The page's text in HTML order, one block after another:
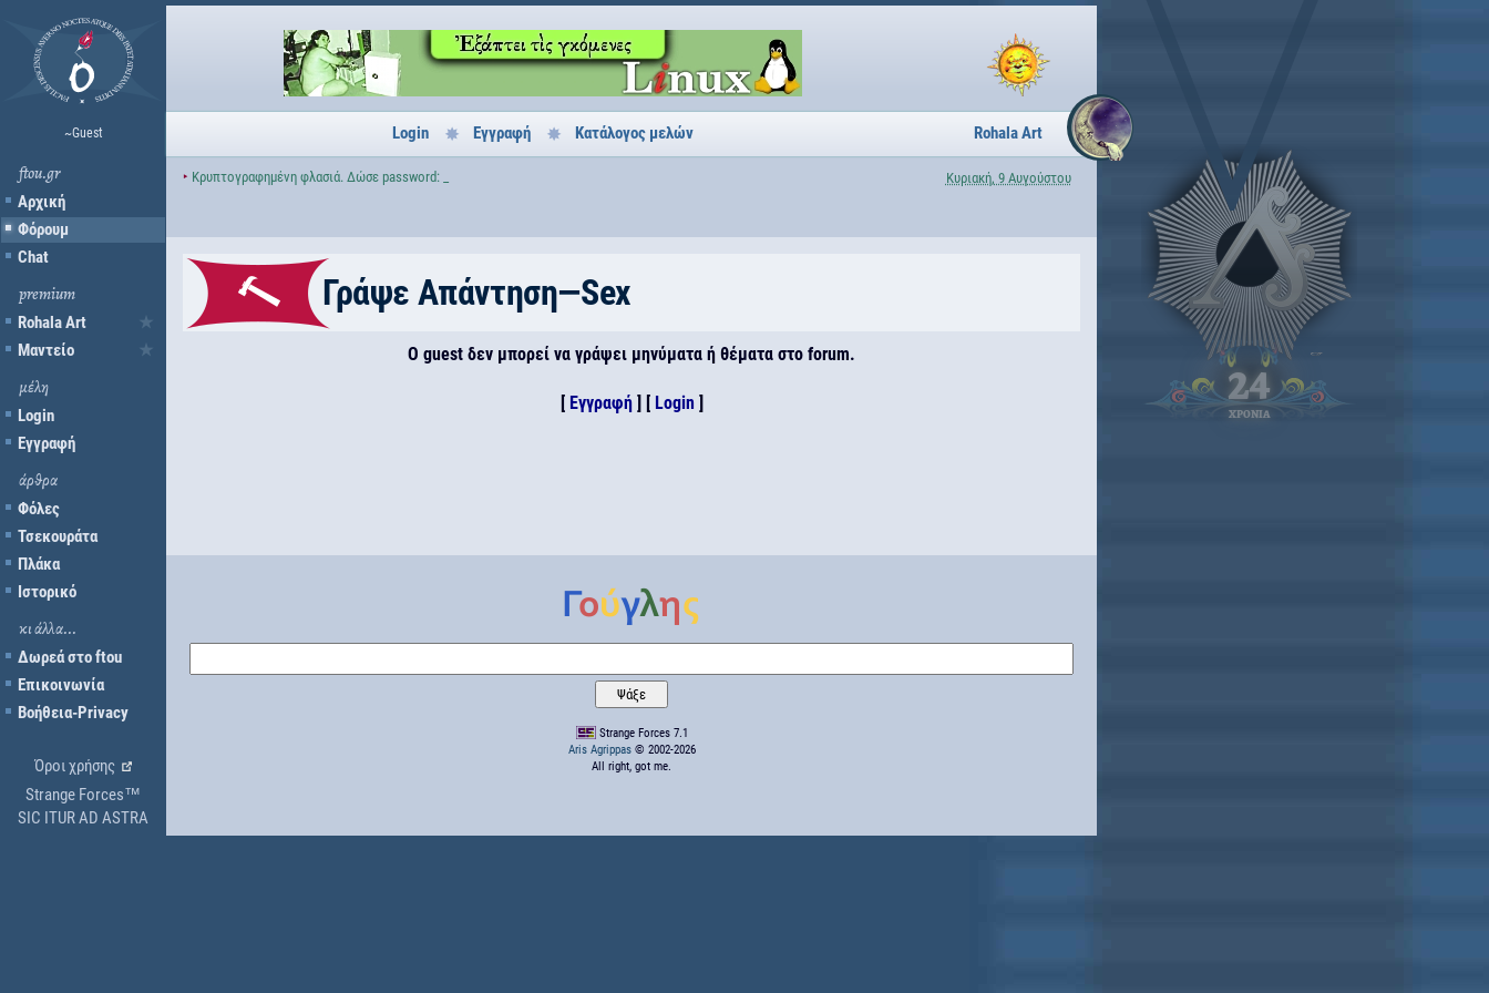
~Guest
ftou.gr
Αρχική
Φόρουμ
Chat
premium
Rohala Art
Μαντείο
μέλη
Login
Εγγραφή
άρθρα
Φόλες
Τσεκουράτα
Πλάκα
Ιστορικό
κι άλλα...
Δωρεά στο ftou
Επικοινωνία
Βοήθεια-Privacy
Όροι χρήσης
Strange Forces™
SIC ITUR AD ASTRA
Login Εγγραφή Κατάλογος μελών Rohala Art
‣ Κρυπτογραφημένη φλασιά. Δώσε password: _ Κυριακή, 9 Αυγούστου
Γράψε Απάντηση—Sex
Ο guest δεν μπορεί να γράψει μηνύματα ή θέματα στο forum.
[ Εγγραφή] [ Login ]
Strange Forces 7.1
Aris Agrippas© 2002-2026
All right, got me.
24
ΧΡΟΝΙΑ